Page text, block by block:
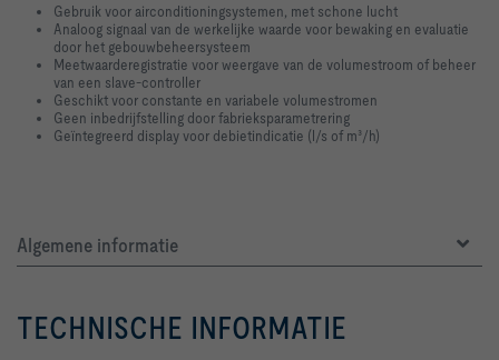
Gebruik voor airconditioningsystemen, met schone lucht
Analoog signaal van de werkelijke waarde voor bewaking en evaluatie
door het gebouwbeheersysteem
Meetwaarderegistratie voor weergave van de volumestroom of beheer
van een slave-controller
Geschikt voor constante en variabele volumestromen
Geen inbedrijfstelling door fabrieksparametrering
Geïntegreerd display voor debietindicatie (l/s of m³/h)
Algemene informatie
TECHNISCHE INFORMATIE